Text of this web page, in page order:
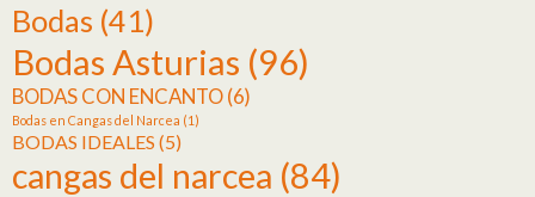
Bodas (41)
Bodas Asturias (96)
BODAS CON ENCANTO(6)
Bodas en Cangas del Narcea (1)
BODAS IDEALES (5)
cangas del narcea (84)